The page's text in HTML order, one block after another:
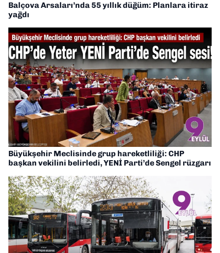
Balçova Arsaları’nda 55 yıllık düğüm: Planlara itiraz
yağdı
Büyükşehir Meclisinde grup hareketliliği: CHP
başkan vekilini belirledi, YENİ Parti’de Sengel rüzgarı